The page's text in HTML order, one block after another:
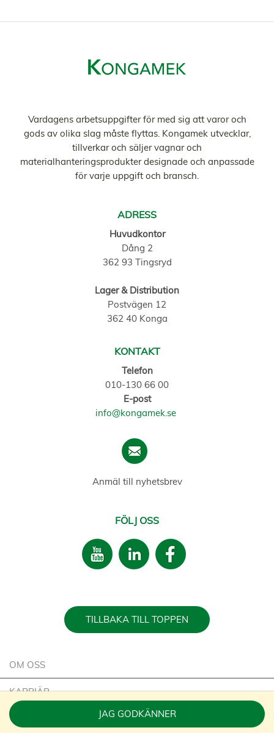
JAG GODKÄNNER
Vardagens arbetsuppgifter för med sig att varor och
gods av olika slag måste flyttas. Kongamek utvecklar,
tillverkar och säljer vagnar och
materialhanteringsprodukter designade och anpassade
för varje uppgift och bransch.
ADRESS
Huvudkontor
Dång 2
362 93 Tingsryd
Lager & Distribution
Postvägen 12
362 40 Konga
KONTAKT
Telefon
010-130 66 00
E-post
info@kongamek.se
Anmäl till nyhetsbrev
FÖLJ OSS
TILLBAKA TILL TOPPEN
OM OSS
KARRIÄR
HÅLLBARHET